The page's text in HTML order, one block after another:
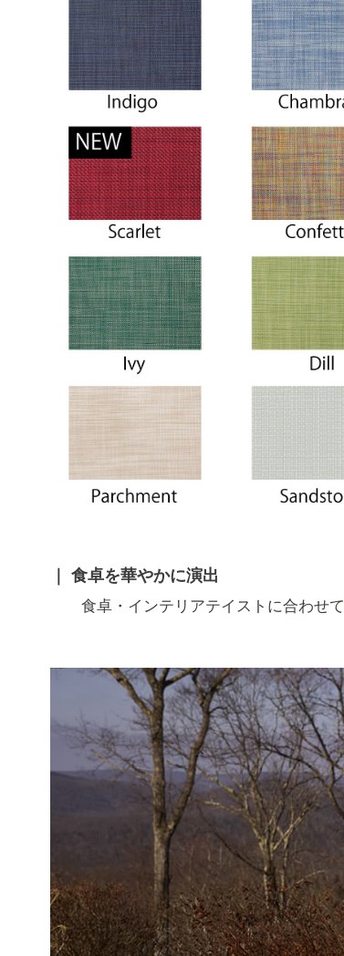
食卓を華やかに演出
食卓・インテリアテイストに合わせて